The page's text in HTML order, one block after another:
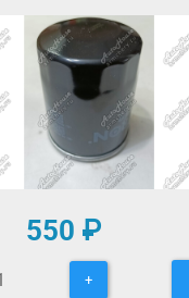
550 ₽
+